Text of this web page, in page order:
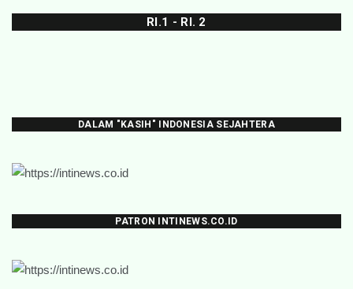
RI.1 - RI. 2
DALAM "KASIH" INDONESIA SEJAHTERA
PATRON INTINEWS.CO.ID